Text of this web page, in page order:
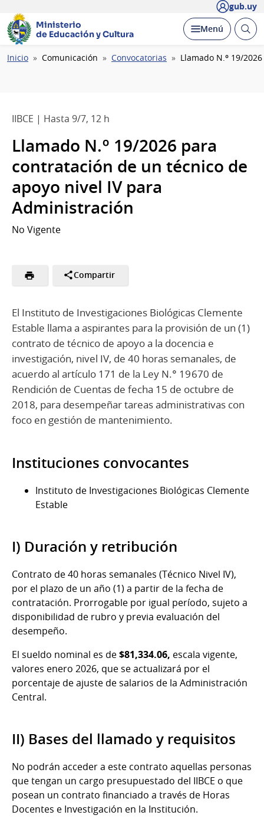
gub.uy
Ministerio
de Educación y Cultura
Desplegar
Menú Abrir
Ruta
Inicio Comunicación Convocatorias Llamado N.º 19/
IIBCE | Hasta 9/7, 12 h
Llamado N.º 19/2026 para
contratación de un técnico de
apoyo nivel IV para
Administración
No Vigente
Compartir
El Instituto de Investigaciones Biológicas Clemente
Estable llama a aspirantes para la provisión de un (1)
contrato de técnico de apoyo a la docencia e
investigación, nivel IV, de 40 horas semanales, de
acuerdo al artículo 171 de la Ley N.° 19 670 de
Rendición de Cuentas de fecha 15 de octubre de
2018, para desempeñar tareas administrativas con
foco en gestión de mantenimiento.
Instituciones convocantes
Instituto de Investigaciones Biológicas Clemente
Estable
I) Duración y retribución
Contrato de 40 horas semanales (Técnico Nivel IV),
por el plazo de un año (1) a partir de la fecha de
contratación. Prorrogable por igual período, sujeto a
disponibilidad de rubro y previa evaluación del
desempeño.
El sueldo nominal es de$81,334.06, escala vigente,
valores enero 2026, que se actualizará por el
porcentaje de ajuste de salarios de la Administración
Central.
II) Bases del llamado y requisitos
No podrán acceder a este contrato aquellas personas
que tengan un cargo presupuestado del IIBCE o que
posean un contrato financiado a través de Horas
Docentes e Investigación en la Institución.